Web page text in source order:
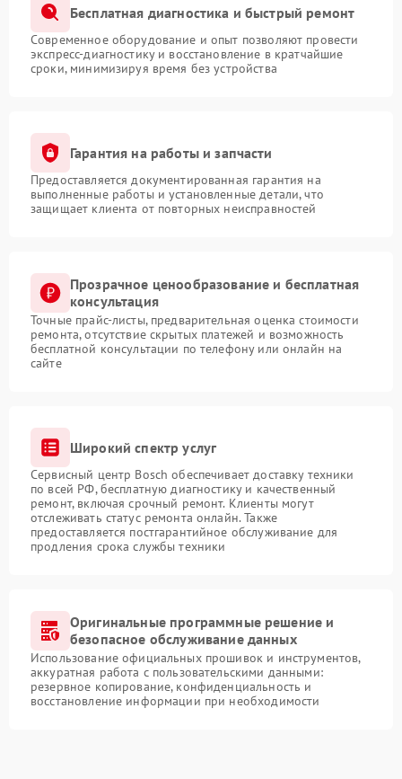
Бесплатная диагностика и быстрый ремонт
Современное оборудование и опыт позволяют провести
экспресс-диагностику и восстановление в кратчайшие
сроки, минимизируя время без устройства
Гарантия на работы и запчасти
Предоставляется документированная гарантия на
выполненные работы и установленные детали, что
защищает клиента от повторных неисправностей
Прозрачное ценообразование и бесплатная
консультация
Точные прайс-листы, предварительная оценка стоимости
ремонта, отсутствие скрытых платежей и возможность
бесплатной консультации по телефону или онлайн на
сайте
Широкий спектр услуг
Сервисный центр Bosch обеспечивает доставку техники
по всей РФ, бесплатную диагностику и качественный
ремонт, включая срочный ремонт. Клиенты могут
отслеживать статус ремонта онлайн. Также
предоставляется постгарантийное обслуживание для
продления срока службы техники
Оригинальные программные решение и
безопасное обслуживание данных
Использование официальных прошивок и инструментов,
аккуратная работа с пользовательскими данными:
резервное копирование, конфиденциальность и
восстановление информации при необходимости